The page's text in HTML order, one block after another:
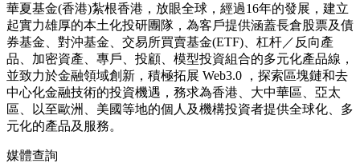
華夏基金(香港)紮根香港，放眼全球，經過16年的發展，建立
起實力雄厚的本土化投研團隊，為客戶提供涵蓋長倉股票及債
券基金、對沖基金、交易所買賣基金(ETF)、杠杆／反向產
品、加密資產、專戶、投顧、模型投資組合的多元化產品線，
並致力於金融領域創新，積極拓展 Web3.0 ，探索區塊鏈和去
中心化金融技術的投資機遇，務求為香港、大中華區、亞太
區、以至歐洲、美國等地的個人及機構投資者提供全球化、多
元化的產品及服務。
媒體查詢